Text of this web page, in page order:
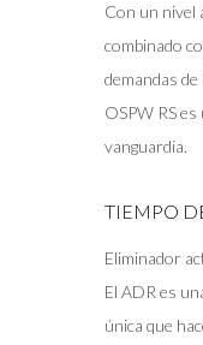
Con un nivel
combinado
demandas
OSPW RS
vanguardia.
TIEMPO
Eliminador
El ADR es
única que